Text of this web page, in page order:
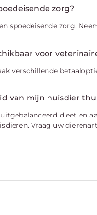
zorg?
spoedeisende zorg.
voor
verschillende
van mijn huisdier
dieet en
Vraag uw